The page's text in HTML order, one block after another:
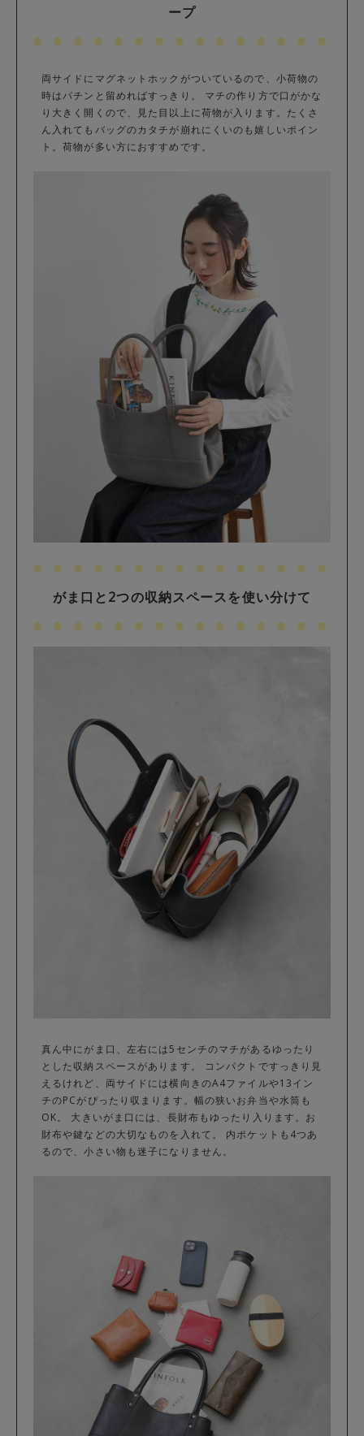
ープ
両サイドにマグネットホックがついているので、小荷物の
時はパチンと留めればすっきり。 マチの作り方で口がかな
り大きく開くので、見た目以上に荷物が入ります。たくさ
ん入れてもバッグのカタチが崩れにくいのも嬉しいポイン
ト。荷物が多い方におすすめです。
がま口と2つの収納スペースを使い分けて
真ん中にがま口、左右には5センチのマチがあるゆったり
とした収納スペースがあります。 コンパクトですっきり見
えるけれど、両サイドには横向きのA4ファイルや13イン
チのPCがぴったり収まります。幅の狭いお弁当や水筒も
OK。 大きいがま口には、長財布もゆったり入ります。お
財布や鍵などの大切なものを入れて。 内ポケットも4つあ
るので、小さい物も迷子になりません。